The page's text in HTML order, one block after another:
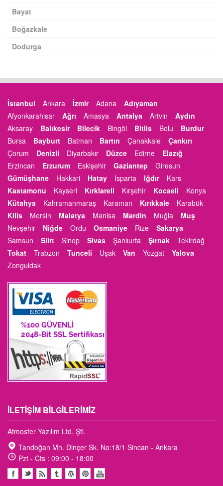
Bayat
Boğazkale
Dodurga
İstanbul Ankara İzmir Adana
Adıyaman
Afyonkarahisar
Ağrı Amasya Antalya Artvin
Aydın
Aksaray
Balıkesir Bilecik Bingöl Bitlis Bolu
Burdur
Bursa
Bayburt Batman Bartın Çanakkale
Çankırı
Çorum
Denizli Diyarbakır Düzce Edirne
Elazığ
Erzincan
Erzurum Eskişehir Gaziantep
Giresun
Gümüşhane
Hakkari Hatay Isparta Iğdır
Kars
Kastamonu
Kayseri Kırklareli Kırşehir Kocaeli
Konya
Kütahya
Kahramanmaraş Karaman Kırıkkale
Karabük
Kilis
Mersin Malatya Manisa Mardin Muğla
Muş
Nevşehir
Niğde Ordu Osmaniye Rize
Sakarya
Samsun
Siirt Sinop Sivas Şanlıurfa Şırnak
Tekirdağ
Tokat
Trabzon Tunceli Uşak Van Yozgat
Yalova
Zonguldak
İLETIŞIM BILGILERIMIZ
Atmosfer Yazılım Ltd. Şti.
Tandoğan Mh. Dinçer Sk. No:18/1 Sincan - Ankara
Pzt - Cts : 09:00 - 18:00